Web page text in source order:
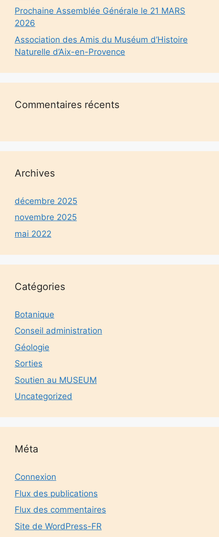
Prochaine Assemblée Générale le 21 MARS
2026
Association des Amis du Muséum d’Histoire
Naturelle d’Aix-en-Provence
Commentaires récents
Archives
décembre 2025
novembre 2025
mai 2022
Catégories
Botanique
Conseil administration
Géologie
Sorties
Soutien au MUSEUM
Uncategorized
Méta
Connexion
Flux des publications
Flux des commentaires
Site de WordPress-FR